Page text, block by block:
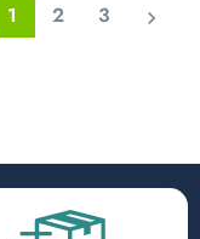
1 2 3 